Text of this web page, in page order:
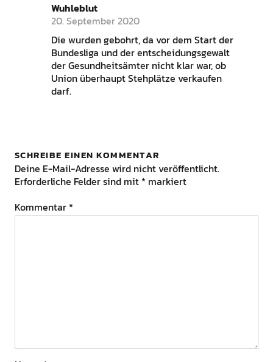
Wuhleblut
20. September 2020
Die wurden gebohrt, da vor dem Start der
Bundesliga und der entscheidungsgewalt
der Gesundheitsämter nicht klar war, ob
Union überhaupt Stehplätze verkaufen
darf.
SCHREIBE EINEN KOMMENTAR
Deine E-Mail-Adresse wird nicht veröffentlicht.
Erforderliche Felder sind mit * markiert
Kommentar *